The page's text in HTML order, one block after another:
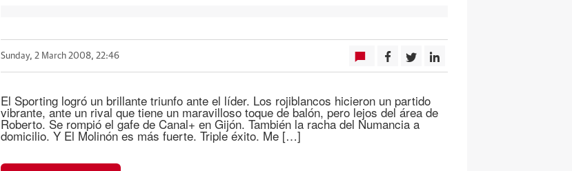
Sunday, 2 March 2008, 22:46
El Sporting logró un brillante triunfo ante el líder. Los rojiblancos hicieron un partido
vibrante, ante un rival que tiene un maravilloso toque de balón, pero lejos del área de
Roberto. Se rompió el gafe de Canal+ en Gijón. También la racha del Numancia a
domicilio. Y El Molinón es más fuerte. Triple éxito. Me […]